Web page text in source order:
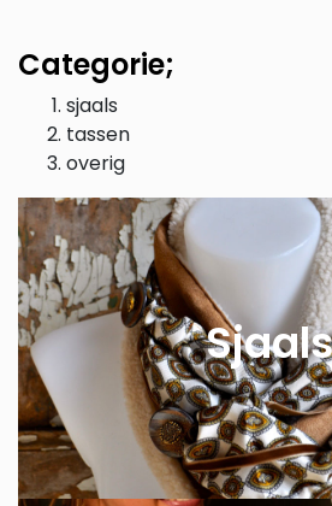
Categorie;
sjaals
tassen
overig